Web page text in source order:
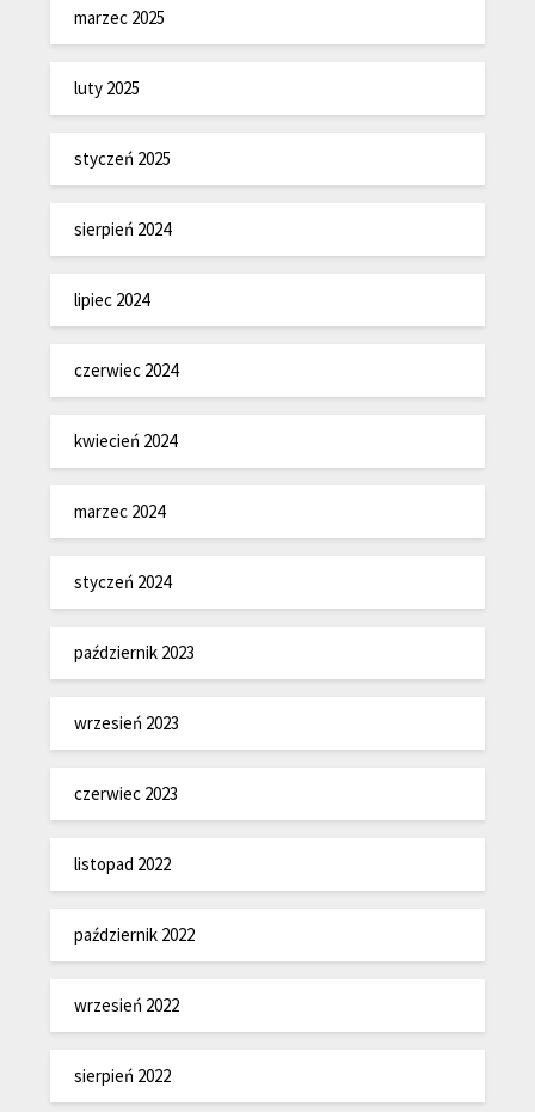
marzec 2025
luty 2025
styczeń 2025
sierpień 2024
lipiec 2024
czerwiec 2024
kwiecień 2024
marzec 2024
styczeń 2024
październik 2023
wrzesień 2023
czerwiec 2023
listopad 2022
październik 2022
wrzesień 2022
sierpień 2022